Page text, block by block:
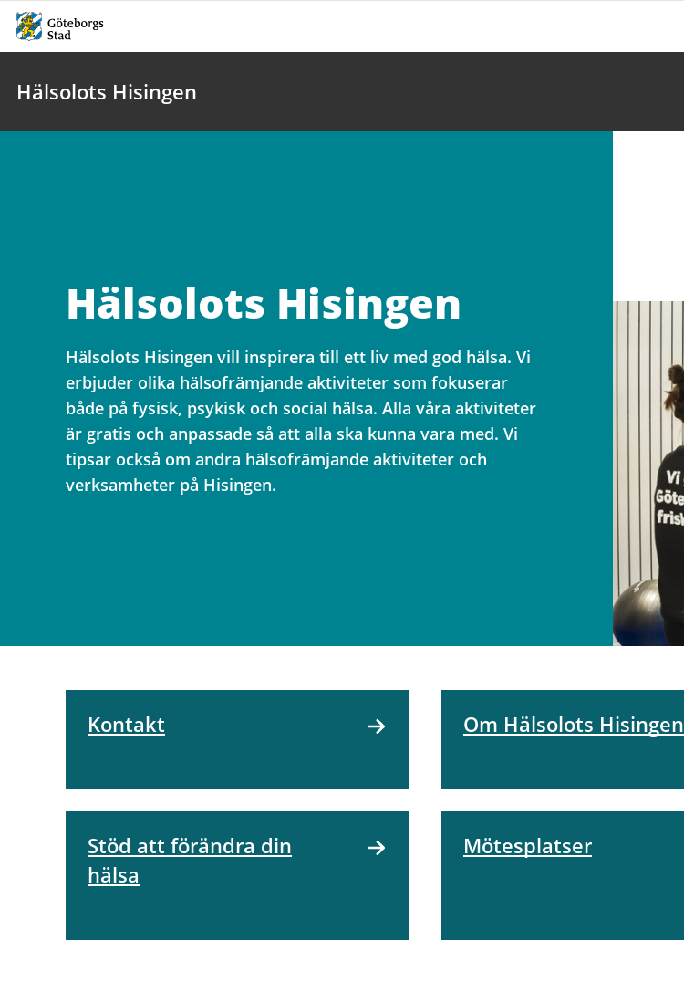
Hälsolots Hisingen
Hälsolots Hisingen
Hälsolots Hisingen vill inspirera till ett liv med god hälsa. Vi
erbjuder olika hälsofrämjande aktiviteter som fokuserar
både på fysisk, psykisk och social hälsa. Alla våra aktiviteter
är gratis och anpassade så att alla ska kunna vara med. Vi
tipsar också om andra hälsofrämjande aktiviteter och
verksamheter på Hisingen.
Kontakt Om Hälsolots Hisingen
Stöd att förändra din
hälsa
Mötesplatser